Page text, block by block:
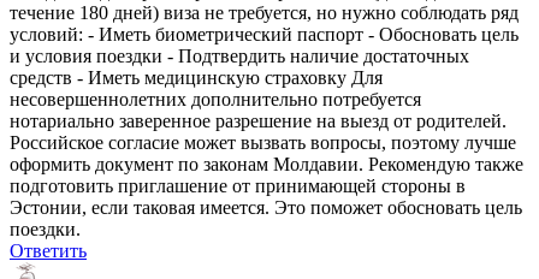
течение 180 дней) виза не требуется, но нужно соблюдать ряд
условий: - Иметь биометрический паспорт - Обосновать цель
и условия поездки - Подтвердить наличие достаточных
средств - Иметь медицинскую страховку Для
несовершеннолетних дополнительно потребуется
нотариально заверенное разрешение на выезд от родителей.
Российское согласие может вызвать вопросы, поэтому лучше
оформить документ по законам Молдавии. Рекомендую также
подготовить приглашение от принимающей стороны в
Эстонии, если таковая имеется. Это поможет обосновать цель
поездки.
Ответить